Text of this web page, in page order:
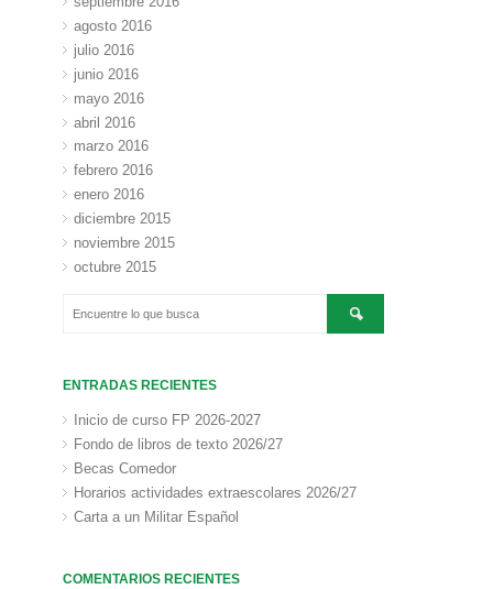
agosto 2016
julio 2016
junio 2016
mayo 2016
abril 2016
marzo 2016
febrero 2016
enero 2016
diciembre 2015
noviembre 2015
octubre 2015
ENTRADAS RECIENTES
Inicio de curso FP 2026-2027
Fondo de libros de texto 2026/27
Becas Comedor
Horarios actividades extraescolares 2026/27
Carta a un Militar Español
COMENTARIOS RECIENTES